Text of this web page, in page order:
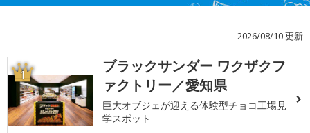
2026/08/10 更新
1
ブラックサンダー ワクザクフ
ァクトリー／愛知県
巨大オブジェが迎える体験型チョコ工場見
学スポット